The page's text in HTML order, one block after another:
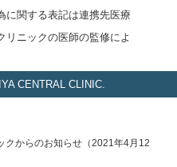
関する表記は連携先医療
リニックの医師の監修によ
CENTRAL CLINIC.
クからのお知らせ（2021年4月12